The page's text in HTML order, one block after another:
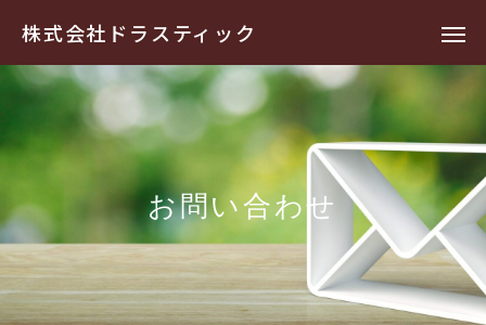
株式会社ドラスティック
お問い合わせ